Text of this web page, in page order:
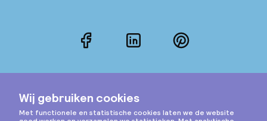
FacebookLinkedInPinterest
Instagram